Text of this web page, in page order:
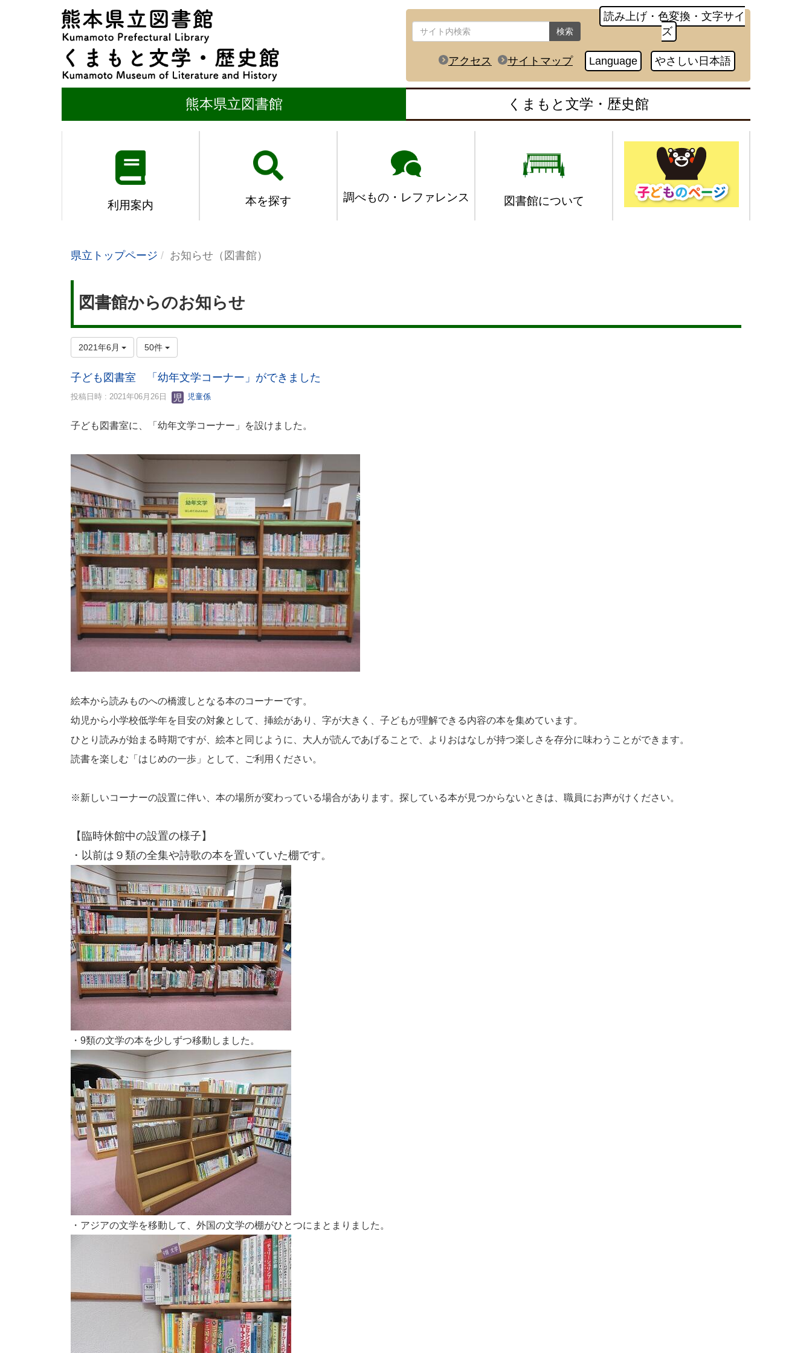
検索
読み上げ・色変換・文字サイ
ズ
アクセス サイトマップ Language やさしい日本語
熊本県立図書館 くまもと文学・歴史館
利用案内 本を探す 調べもの・レファレンス 図書館について
県立トップページ お知らせ（図書館）
図書館からのお知らせ
2021年6月 50件
子ども図書室 「幼年文学コーナー」ができました
投稿日時 : 2021年06月26日 児童係
子ども図書室に、「幼年文学コーナー」を設けました。
絵本から読みものへの橋渡しとなる本のコーナーです。
幼児から小学校低学年を目安の対象として、挿絵があり、字が大きく、子どもが理解できる内容の本を集めています。
ひとり読みが始まる時期ですが、絵本と同じように、大人が読んであげることで、よりおはなしが持つ楽しさを存分に味わうことができます。
読書を楽しむ「はじめの一歩」として、ご利用ください。
※新しいコーナーの設置に伴い、本の場所が変わっている場合があります。探している本が見つからないときは、職員にお声がけください。
【臨時休館中の設置の様子】
・以前は９類の全集や詩歌の本を置いていた棚です。
・9類の文学の本を少しずつ移動しました。
・アジアの文学を移動して、外国の文学の棚がひとつにまとまりました。